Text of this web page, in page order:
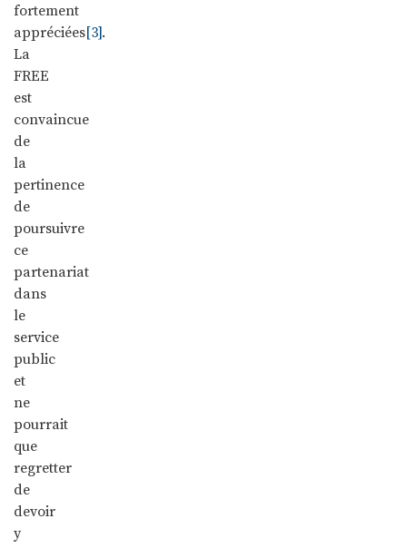
fortement
appréciées[3].
La
FREE
est
convaincue
de
la
pertinence
de
poursuivre
ce
partenariat
dans
le
service
public
et
ne
pourrait
que
regretter
de
devoir
y